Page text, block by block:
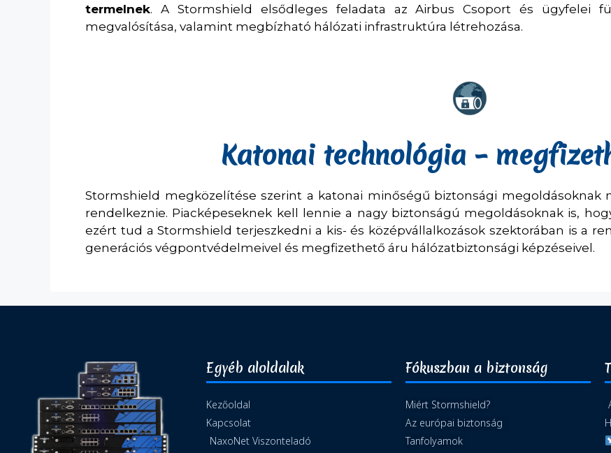
termelnek. A Stormshield elsődleges feladata az Airbus Csoport és ügyfelei
megvalósítása, valamint megbízható hálózati infrastruktúra létrehozása.
Katonai technológia –
Stormshield megközelítése szerint a katonai minőségű biztonsági megoldásoknak
rendelkeznie. Piacképeseknek kell lennie a nagy biztonságú megoldásoknak is,
ezért tud a Stormshield terjeszkedni a kis- és középvállalkozások szektorában is a
generációs végpontvédelmeivel és megfizethető áru hálózatbiztonsági képzéseivel.
Egyéb aloldalak
Kezőoldal
Kapcsolat
NaxoNet Viszonteladó
Fókuszban a biztonság
Miért Stormshield?
Az európai biztonság
Tanfolyamok